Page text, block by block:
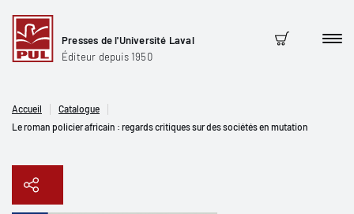
Presses de l'Université Laval
Éditeur depuis 1950
Panier
Accueil
Catalogue
Le roman policier africain : regards critiques sur des sociétés en mutation